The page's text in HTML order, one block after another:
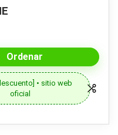
Ordenar
• sitio web
oficial